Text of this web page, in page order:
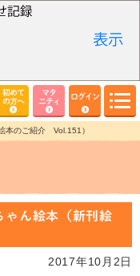
初めて
の方へ
マタ
ニティ
ログイン
本のご紹介 Vol.151）
ゃん絵本（新刊絵
2017年10月2日